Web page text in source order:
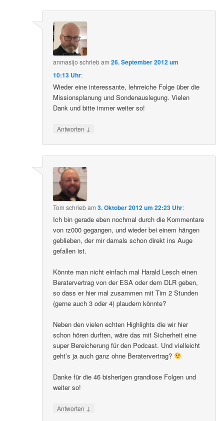
anmasijo schriebam26. September 2012 um
10:13 Uhr:
Wieder eine interessante, lehrreiche Folge über die
Missionsplanung und Sondenauslegung. Vielen
Dank und bitte immer weiter so!
Antworten ↓
Tom schriebam3. Oktober 2012 um 22:23 Uhr:
Ich bin gerade eben nochmal durch die Kommentare
von rz000 gegangen, und wieder bei einem hängen
geblieben, der mir damals schon direkt ins Auge
gefallen ist.
Könnte man nicht einfach mal Harald Lesch einen
Beratervertrag von der ESA oder dem DLR geben,
so dass er hier mal zusammen mit Tim 2 Stunden
(gerne auch 3 oder 4) plaudern könnte?
Neben den vielen echten Highlights die wir hier
schon hören durften, wäre das mit Sicherheit eine
super Bereicherung für den Podcast. Und vielleicht
geht’s ja auch ganz ohne Beratervertrag?
Danke für die 46 bisherigen grandiose Folgen und
weiter so!
Antworten ↓